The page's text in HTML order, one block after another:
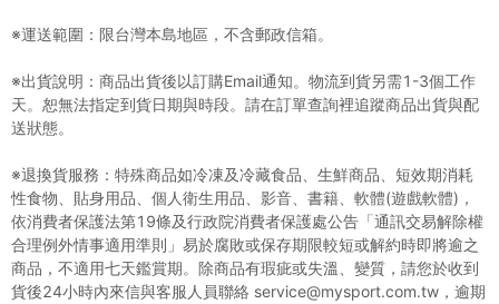
※運送範圍：限台灣本島地區，不含郵政信箱。
※出貨說明：商品出貨後以訂購Email通知。物流到貨另需1-3個工作
天。恕無法指定到貨日期與時段。請在訂單查詢裡追蹤商品出貨與配
送狀態。
※退換貨服務：特殊商品如冷凍及冷藏食品、生鮮商品、短效期消耗
性食物、貼身用品、個人衛生用品、影音、書籍、軟體(遊戲軟體)，
依消費者保護法第19條及行政院消費者保護處公告「通訊交易解除權
合理例外情事適用準則」易於腐敗或保存期限較短或解約時即將逾之
商品，不適用七天鑑賞期。除商品有瑕疵或失溫、變質，請您於收到
貨後24小時內來信與客服人員聯絡 service@mysport.com.tw，逾期